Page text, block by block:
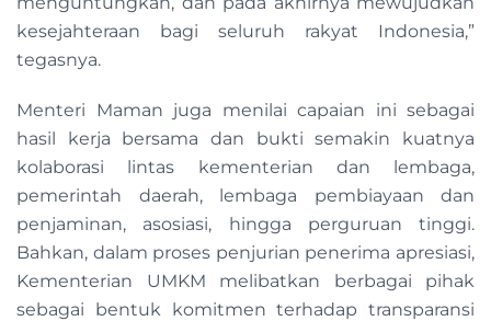
kesejahteraan bagi seluruh rakyat Indonesia,”
tegasnya.
Menteri Maman juga menilai capaian ini sebagai
hasil kerja bersama dan bukti semakin kuatnya
kolaborasi lintas kementerian dan lembaga,
pemerintah daerah, lembaga pembiayaan dan
penjaminan, asosiasi, hingga perguruan tinggi.
Bahkan, dalam proses penjurian penerima apresiasi,
Kementerian UMKM melibatkan berbagai pihak
sebagai bentuk komitmen terhadap transparansi